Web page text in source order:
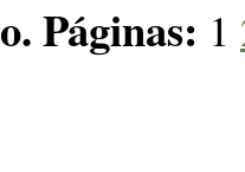
Páginas: 1